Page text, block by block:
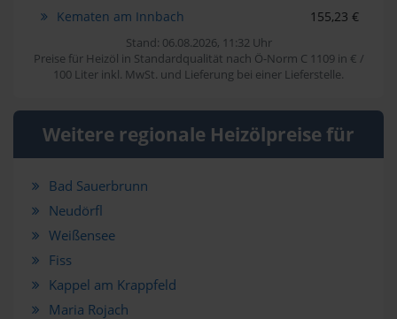
Kematen am Innbach 155,23 €
Stand: 06.08.2026, 11:32 Uhr
Preise für Heizöl in Standardqualität nach Ö-Norm C 1109 in € /
100 Liter inkl. MwSt. und Lieferung bei einer Lieferstelle.
Weitere regionale Heizölpreise für
Bad Sauerbrunn
Neudörfl
Weißensee
Fiss
Kappel am Krappfeld
Maria Rojach